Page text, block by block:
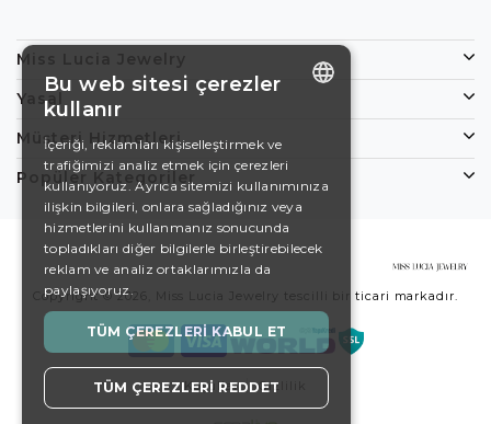
Miss Lucia Jewelry
Yasal
Müşteri Hizmetleri
Popüler Kategoriler
Copyright © 2026, Miss Lucia Jewelry tescilli bir ticari markadır.
Koşullar Gizlilik
DE
EN
SWEDISH
TURKISH
Bu web sitesi çerezler
kullanır
İçeriği, reklamları kişiselleştirmek ve
trafiğimizi analiz etmek için çerezleri
kullanıyoruz. Ayrıca sitemizi kullanımınıza
ilişkin bilgileri, onlara sağladığınız veya
hizmetlerini kullanmanız sonucunda
topladıkları diğer bilgilerle birleştirebilecek
reklam ve analiz ortaklarımızla da
paylaşıyoruz.
TÜM ÇEREZLERI KABUL ET
TÜM ÇEREZLERI REDDET